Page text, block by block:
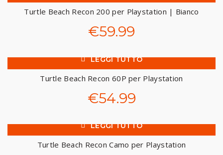
D O
Turtle Beach Recon 200 per Playstation | Bianco
€59.99
D O
LEGGI TUTTO
Turtle Beach Recon 60P per Playstation
€54.99
D O
LEGGI TUTTO
Turtle Beach Recon Camo per Playstation